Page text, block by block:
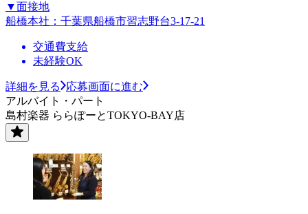
▼面接地
船橋本社：千葉県船橋市習志野台3-17-21
交通費支給
未経験OK
詳細を見る
応募画面に進む
アルバイト・パート
島村楽器 ららぽーとTOKYO-BAY店